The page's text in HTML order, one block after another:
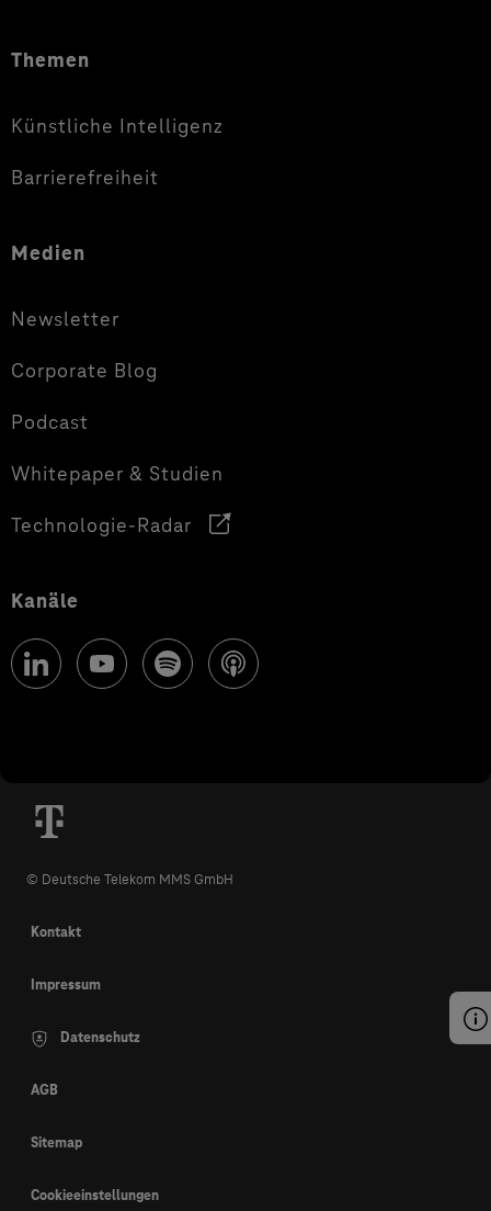
Themen
Künstliche Intelligenz
Barrierefreiheit
Medien
Newsletter
Corporate Blog
Podcast
Whitepaper & Studien
Technologie-Radar
Kanäle
© Deutsche Telekom MMS GmbH
Kontakt
Impressum
Datenschutz
AGB
Sitemap
Cookieeinstellungen